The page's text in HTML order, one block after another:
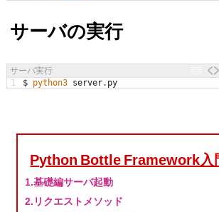
サーバの実行
サーバ実行
1
$ python3 server. py
Python Bottle Framework入
1.基礎編サーバ起動
2.リクエストメソッド